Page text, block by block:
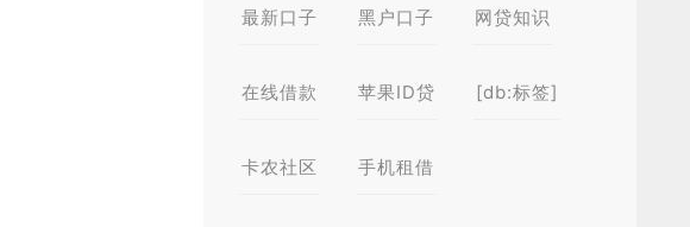
最新口子 黑户口子 网贷知识
在线借款 苹果ID贷 [db:标签]
卡农社区 手机租借